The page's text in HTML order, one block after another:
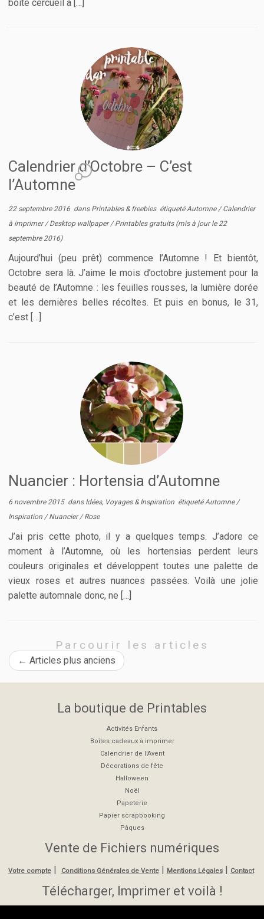
boîte cercueil à […]
Calendrier d’Octobre – C’est
l’Automne
4
22 septembre 2016 dans Printables & freebies étiqueté Automne /Calendrier
à imprimer/Desktop wallpaper/Printables gratuits (mis à jour le 22
septembre 2016)
Aujourd’hui (peu prêt) commence l’Automne ! Et bientôt,
Octobre sera là. J’aime le mois d’octobre justement pour la
beauté de l’Automne : les feuilles rousses, la lumière dorée
et les dernières belles récoltes. Et puis en bonus, le 31,
c’est […]
Nuancier : Hortensia d’Automne
6 novembre 2015dans Idées, Voyages & Inspiration étiqueté Automne /
Inspiration /Nuancier/Rose
J’ai pris cette photo, il y a quelques temps. J’adore ce
moment à l’Automne, où les hortensias perdent leurs
couleurs originales et développent toutes une palette de
vieux roses et autres nuances passées. Voilà une jolie
palette automnale donc, ne […]
Parcourir les articles
← Articles plus anciens
La boutique de Printables
Activités Enfants
Boîtes cadeaux à imprimer
Calendrier de l'Avent
Décorations de fête
Halloween
Noël
Papeterie
Papier scrapbooking
Pâques
Vente de Fichiers numériques
Votre compte| Conditions Générales de Vente| Mentions Légales | Contact
Télécharger, Imprimer et voilà !